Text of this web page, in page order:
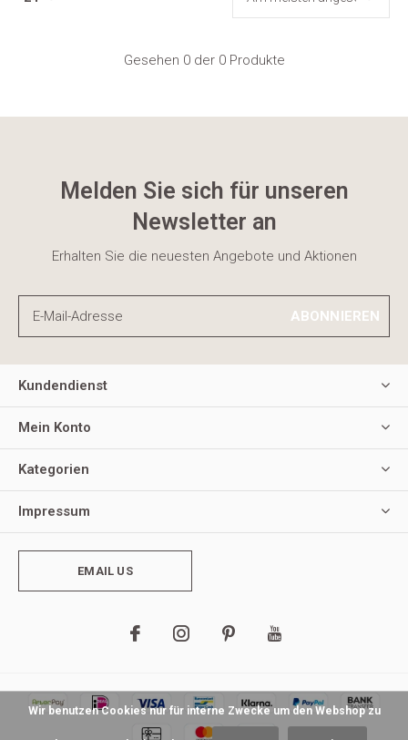
Gesehen 0 der 0 Produkte
Melden Sie sich für unseren
Newsletter an
Erhalten Sie die neuesten Angebote und Aktionen
ABONNIEREN
Kundendienst
Mein Konto
Kategorien
Impressum
EMAIL US
Wir benutzen Cookies nur für interne Zwecke um den Webshop zu